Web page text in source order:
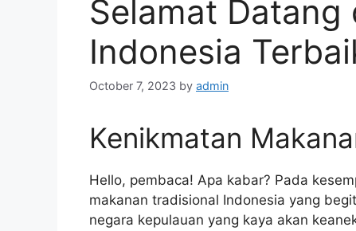
Selamat Datang
Indonesia
October 7, 2023 by admin
Kenikmatan
Hello, pembaca! Apa kabar? Pada
makanan tradisional Indonesia yang
negara kepulauan yang kaya akan